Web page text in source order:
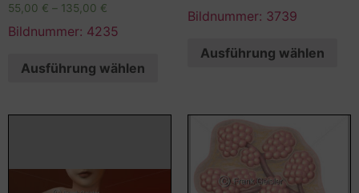
55,00 € – 135,00 €
Bildnummer: 4235
Ausführung wählen
Bildnummer: 3739
Ausführung wählen